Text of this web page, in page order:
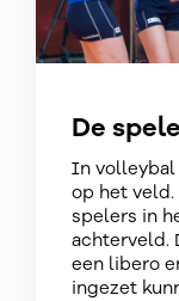
De
In volleybal
op het
spelers in
achterveld.
een libero
ingezet